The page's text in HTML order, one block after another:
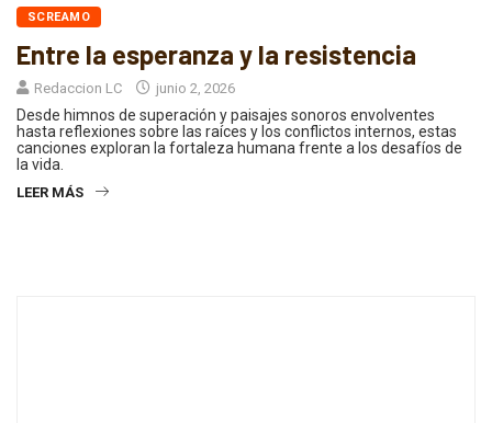
SCREAMO
Entre la esperanza y la resistencia
Redaccion LC junio 2, 2026
Desde himnos de superación y paisajes sonoros envolventes
hasta reflexiones sobre las raíces y los conflictos internos, estas
canciones exploran la fortaleza humana frente a los desafíos de
la vida.
LEER MÁS